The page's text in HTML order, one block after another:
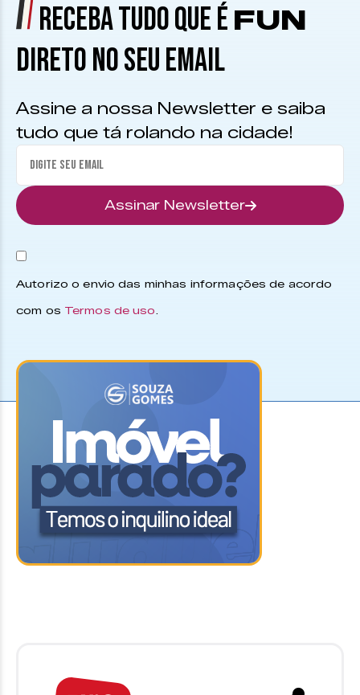
RECEBA TUDO QUE É FUN
DIRETO NO SEU EMAIL
Assine a nossa Newsletter e saiba
tudo que tá rolando na cidade!
Assinar Newsletter
Autorizo o envio das minhas informações de acordo
com os Termos de uso.